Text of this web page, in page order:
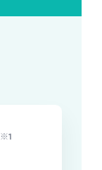
※1